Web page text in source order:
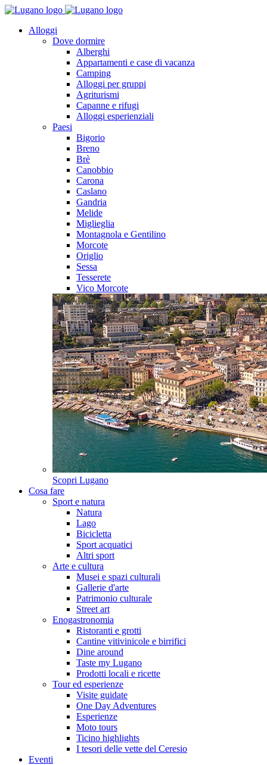
Alloggi
Dove dormire
Alberghi
Appartamenti e case di vacanza
Camping
Alloggi per gruppi
Agriturismi
Capanne e rifugi
Alloggi esperienziali
Paesi
Bigorio
Breno
Brè
Canobbio
Carona
Caslano
Gandria
Melide
Miglieglia
Montagnola e Gentilino
Morcote
Origlio
Sessa
Tesserete
Vico Morcote
Scopri Lugano
Cosa fare
Sport e natura
Natura
Lago
Bicicletta
Sport acquatici
Altri sport
Arte e cultura
Musei e spazi culturali
Gallerie d'arte
Patrimonio culturale
Street art
Enogastronomia
Ristoranti e grotti
Cantine vitivinicole e birrifici
Dine around
Taste my Lugano
Prodotti locali e ricette
Tour ed esperienze
Visite guidate
One Day Adventures
Esperienze
Moto tours
Ticino highlights
I tesori delle vette del Ceresio
Eventi